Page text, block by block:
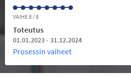
VAIHE 8 / 8
Toteutus
01.01.2023 - 31.12.2024
Prosessin vaiheet